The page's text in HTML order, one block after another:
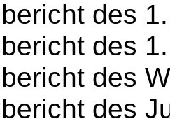
des
des
des
des